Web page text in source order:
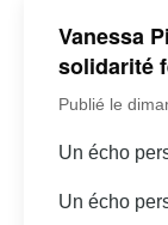
Vanessa
solidarité
Publié le
Un écho
Un écho